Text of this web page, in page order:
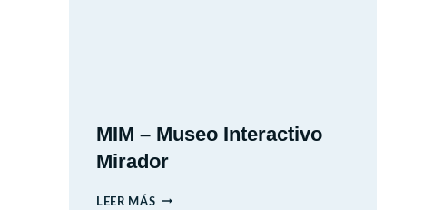
MIM – Museo Interactivo
Mirador
LEER MÁSMIM